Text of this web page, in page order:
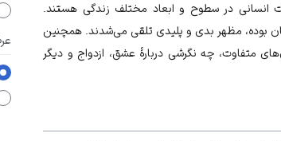
انسانی در سطوح و ابعاد مختلف زندگی هستند.
بوده، مظهر بدی و پلیدی تلقی می‌شدند. همچنین
متفاوت، چه نگرشی دربارهٔ عشق، ازدواج و دیگر